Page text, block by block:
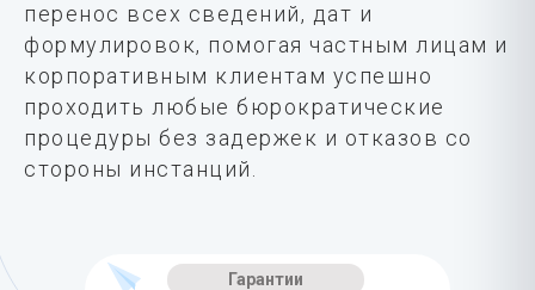
перенос всех сведений, дат и
формулировок, помогая частным лицам и
корпоративным клиентам успешно
проходить любые бюрократические
процедуры без задержек и отказов со
стороны инстанций.
Гарантии